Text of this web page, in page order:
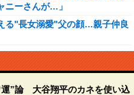
ニーさんが…」
る"長女溺愛"父の顔…親子仲良
運”論 大谷翔平のカネを使い込